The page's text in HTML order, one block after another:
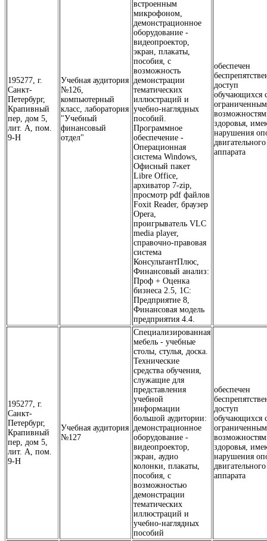
195277, г.
Санкт-
Петербург,
Крапивный
пер, дом 5,
лит. А, пом.
9-Н
Учебная аудитория
№126,
компьютерный
класс, лаборатория
"Учебный
финансовый
отдел"
встроенным
микрофоном,
демонстрационное
оборудование -
видеопроектор,
экран, плакаты,
пособия, с
возможность
демонстрации
тематических
иллюстраций и
учебно-наглядных
пособий.
Программное
обеспечение -
Операционная
система Windows,
Офисный пакет
Libre Office,
архиватор 7-zip,
просмотр pdf файлов
Foxit Reader, браузер
Opera,
проигрыватель VLC
media player,
справочно-правовая
система
КонсультантПлюс,
Финансовый анализ:
Проф + Оценка
бизнеса 2.5, 1С:
Предприятие 8,
Финансовая модель
предприятия 4.4.
обеспечен
доступ
обучающихся
здоровья,
нарушения
двигательного
аппарата
195277, г.
Санкт-
Петербург,
Крапивный
пер, дом 5,
лит. А, пом.
9-Н
Учебная аудитория
№127
Специализированная
мебель - учебные
столы, стулья, доска.
Технические
средства обучения,
служащие для
представления
учебной
информации
большой аудитории:
демонстрационное
оборудование -
видеопроектор,
экран, аудио
колонки, плакаты,
пособия, с
возможностью
демонстрации
тематических
иллюстраций и
учебно-наглядных
пособий
обеспечен
доступ
обучающихся
здоровья,
нарушения
двигательного
аппарата